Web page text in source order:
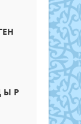
Ы Р